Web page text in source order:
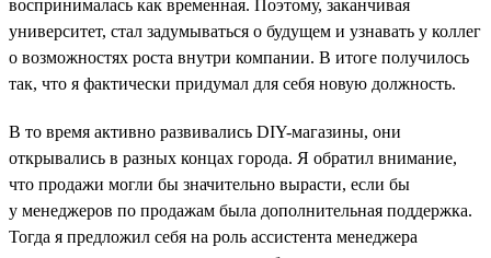
воспринималась как временная. Поэтому, заканчивая
университет, стал задумываться о будущем и узнавать у коллег
о возможностях роста внутри компании. В итоге получилось
так, что я фактически придумал для себя новую должность.
В то время активно развивались DIY-магазины, они
открывались в разных концах города. Я обратил внимание,
что продажи могли бы значительно вырасти, если бы
у менеджеров по продажам была дополнительная поддержка.
Тогда я предложил себя на роль ассистента менеджера